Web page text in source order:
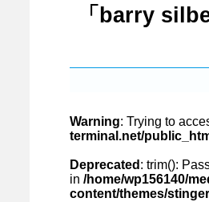
「barry
Warning: Trying to
terminal.net/
Deprecated : trim():
in /home/wp156140/
content/themes/